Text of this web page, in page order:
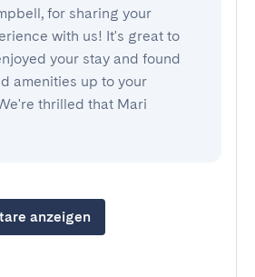
for sharing your
with us! It's great to
your stay and found
amenities up to your
thrilled that Mari
anzeigen